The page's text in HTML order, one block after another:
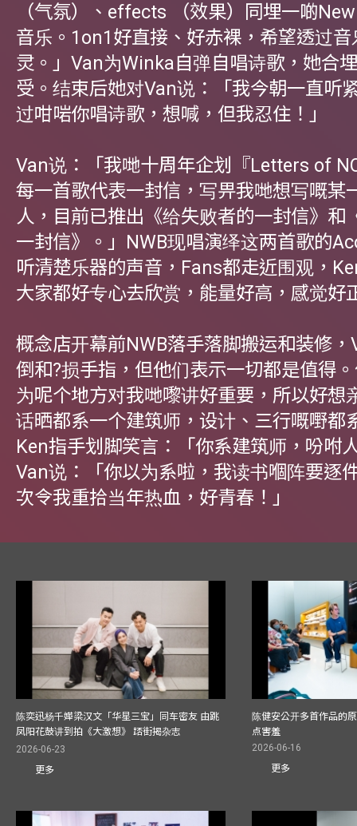
（气氛）、effects （效果）同埋一啲
音乐。1on1好直接、好赤裸，希望透过音
灵。」Van为Winka自弹自唱诗歌，她合
受。结束后她对Van说：「我今朝一直听
过咁啱你唱诗歌，想喊，但我忍住！」
Van说：「我哋十周年企划『Letters of
每一首歌代表一封信，写畀我哋想写嘅某
人，目前已推出《给失败者的一封信》和
一封信》。」NWB现唱演绎这两首歌的
听清楚乐器的声音，Fans都走近围观，
大家都好专心去欣赏，能量好高，感觉好
概念店开幕前NWB落手落脚搬运和装修
倒和?损手指，但他们表示一切都是值得
为呢个地方对我哋嚟讲好重要，所以好想
话晒都系一个建筑师，设计、三行嘅嘢都
Ken指手划脚笑言：「你系建筑师，吩咐
Van说：「你以为系啦，我读书嗰阵要逐
次令我重拾当年热血，好青春！」
陈奕迅杨千嬅梁汉文「华星三宝」同车密友 由跳
凤阳花鼓讲到拍《大激想》 踎街揭杂志
2026-06-23
更多
陈健安公开多首作品的
点害羞
2026-06-16
更多